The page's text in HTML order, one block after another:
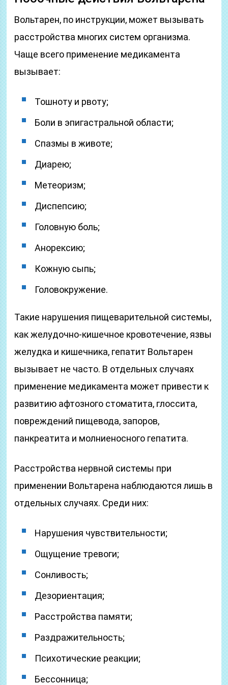
Вольтарен, по инструкции, может вызывать
расстройства многих систем организма.
Чаще всего применение медикамента
вызывает:
Тошноту и рвоту;
Боли в эпигастральной области;
Спазмы в животе;
Диарею;
Метеоризм;
Диспепсию;
Головную боль;
Анорексию;
Кожную сыпь;
Головокружение.
Такие нарушения пищеварительной системы,
как желудочно-кишечное кровотечение, язвы
желудка и кишечника, гепатит Вольтарен
вызывает не часто. В отдельных случаях
применение медикамента может привести к
развитию афтозного стоматита, глоссита,
повреждений пищевода, запоров,
панкреатита и молниеносного гепатита.
Расстройства нервной системы при
применении Вольтарена наблюдаются лишь в
отдельных случаях. Среди них:
Нарушения чувствительности;
Ощущение тревоги;
Сонливость;
Дезориентация;
Расстройства памяти;
Раздражительность;
Психотические реакции;
Бессонница;